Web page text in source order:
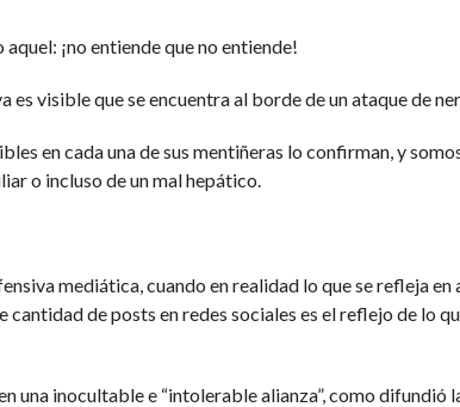
¡no entiende que no entiende!
es visible que se encuentra al borde de un ataque de
en cada una de sus mentiñeras lo confirman, y
o incluso de un mal hepático.
mediática, cuando en realidad lo que se refleja
cantidad de posts en redes sociales es el reflejo de lo
una inocultable e “intolerable alianza”, como difundió